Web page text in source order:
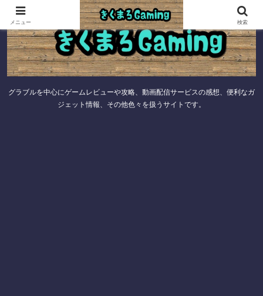
グラブルを中心にゲームレビューや攻略、動画配信サービスの感想、便利なガ
ジェット情報、その他色々を扱うサイトです。
メニュー 検索